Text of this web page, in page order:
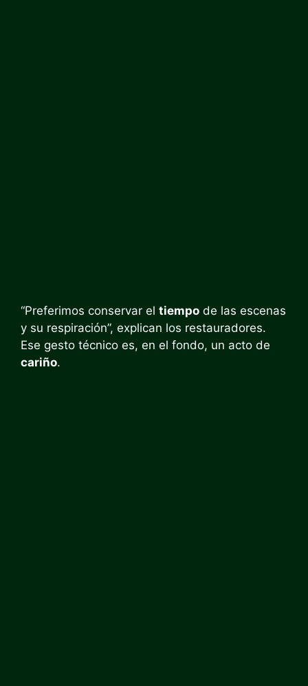
“Preferimos conservar el tiempo de las escenas
y su respiración”, explican los restauradores.
Ese gesto técnico es, en el fondo, un acto de
cariño.